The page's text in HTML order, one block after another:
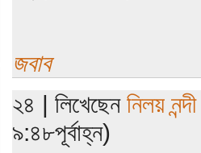
জবাব
২৪ | লিখেছেন নিলয় নন্দী
৯:৪৮পূর্বাহ্ন)